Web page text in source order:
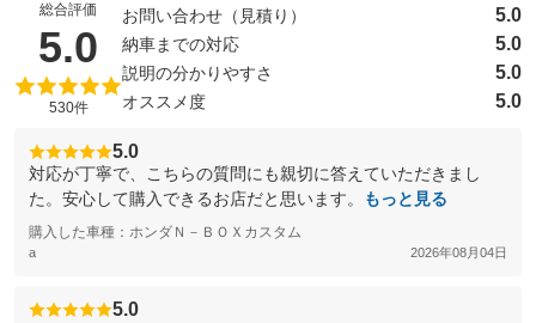
総合評価
5.0 （5点満点中）
530件
お問い合わせ（見積り） 5.0
納車までの対応 5.0
説明の分かりやすさ 5.0
オススメ度 5.0
5.0
対応が丁寧で、こちらの質問にも親切に答えていただきまし
た。安心して購入できるお店だと思います。
もっと見る
購入した車種：ホンダＮ－ＢＯＸカスタム
a 2026年08月04日
5.0